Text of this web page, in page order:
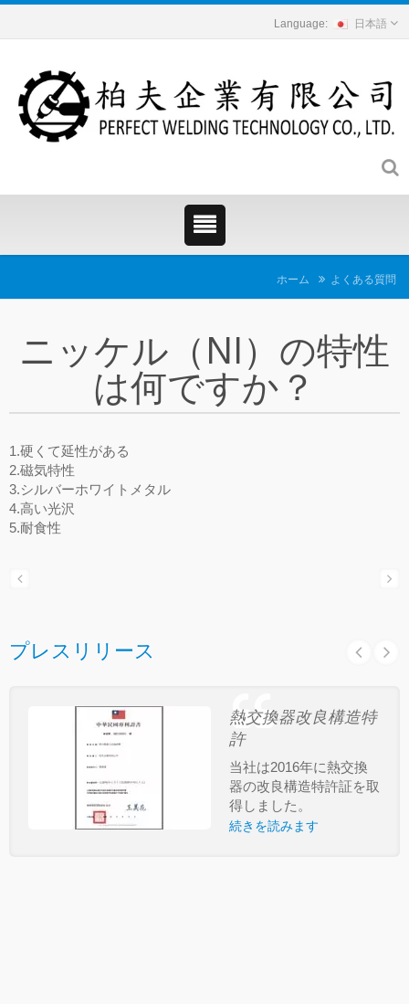
日本語
ホーム よくある質問
ニッケル（NI）の特性
は何ですか？
1.硬くて延性がある
2.磁気特性
3.シルバーホワイトメタル
4.高い光沢
5.耐食性
プレスリリース
熱交換器改良構造特
許
当社は2016年に熱交換
器の改良構造特許証を取
得しました。
続きを読みます